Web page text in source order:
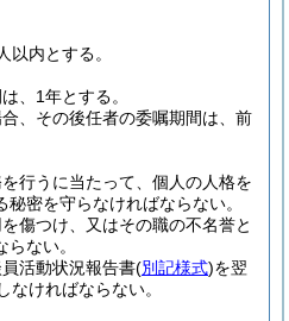
以内とする。
、1年とする。
、その後任者の委嘱期間は、前
行うに当たって、個人の人格を
密を守らなければならない。
傷つけ、又はその職の不名誉と
ない。
活動状況報告書(別記様式)を翌
なければならない。